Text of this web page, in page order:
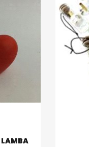
LAMBA